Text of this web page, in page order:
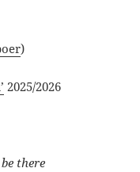
)
2025/2026
there